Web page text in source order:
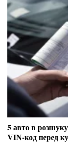
5 авто в
VIN-код перед